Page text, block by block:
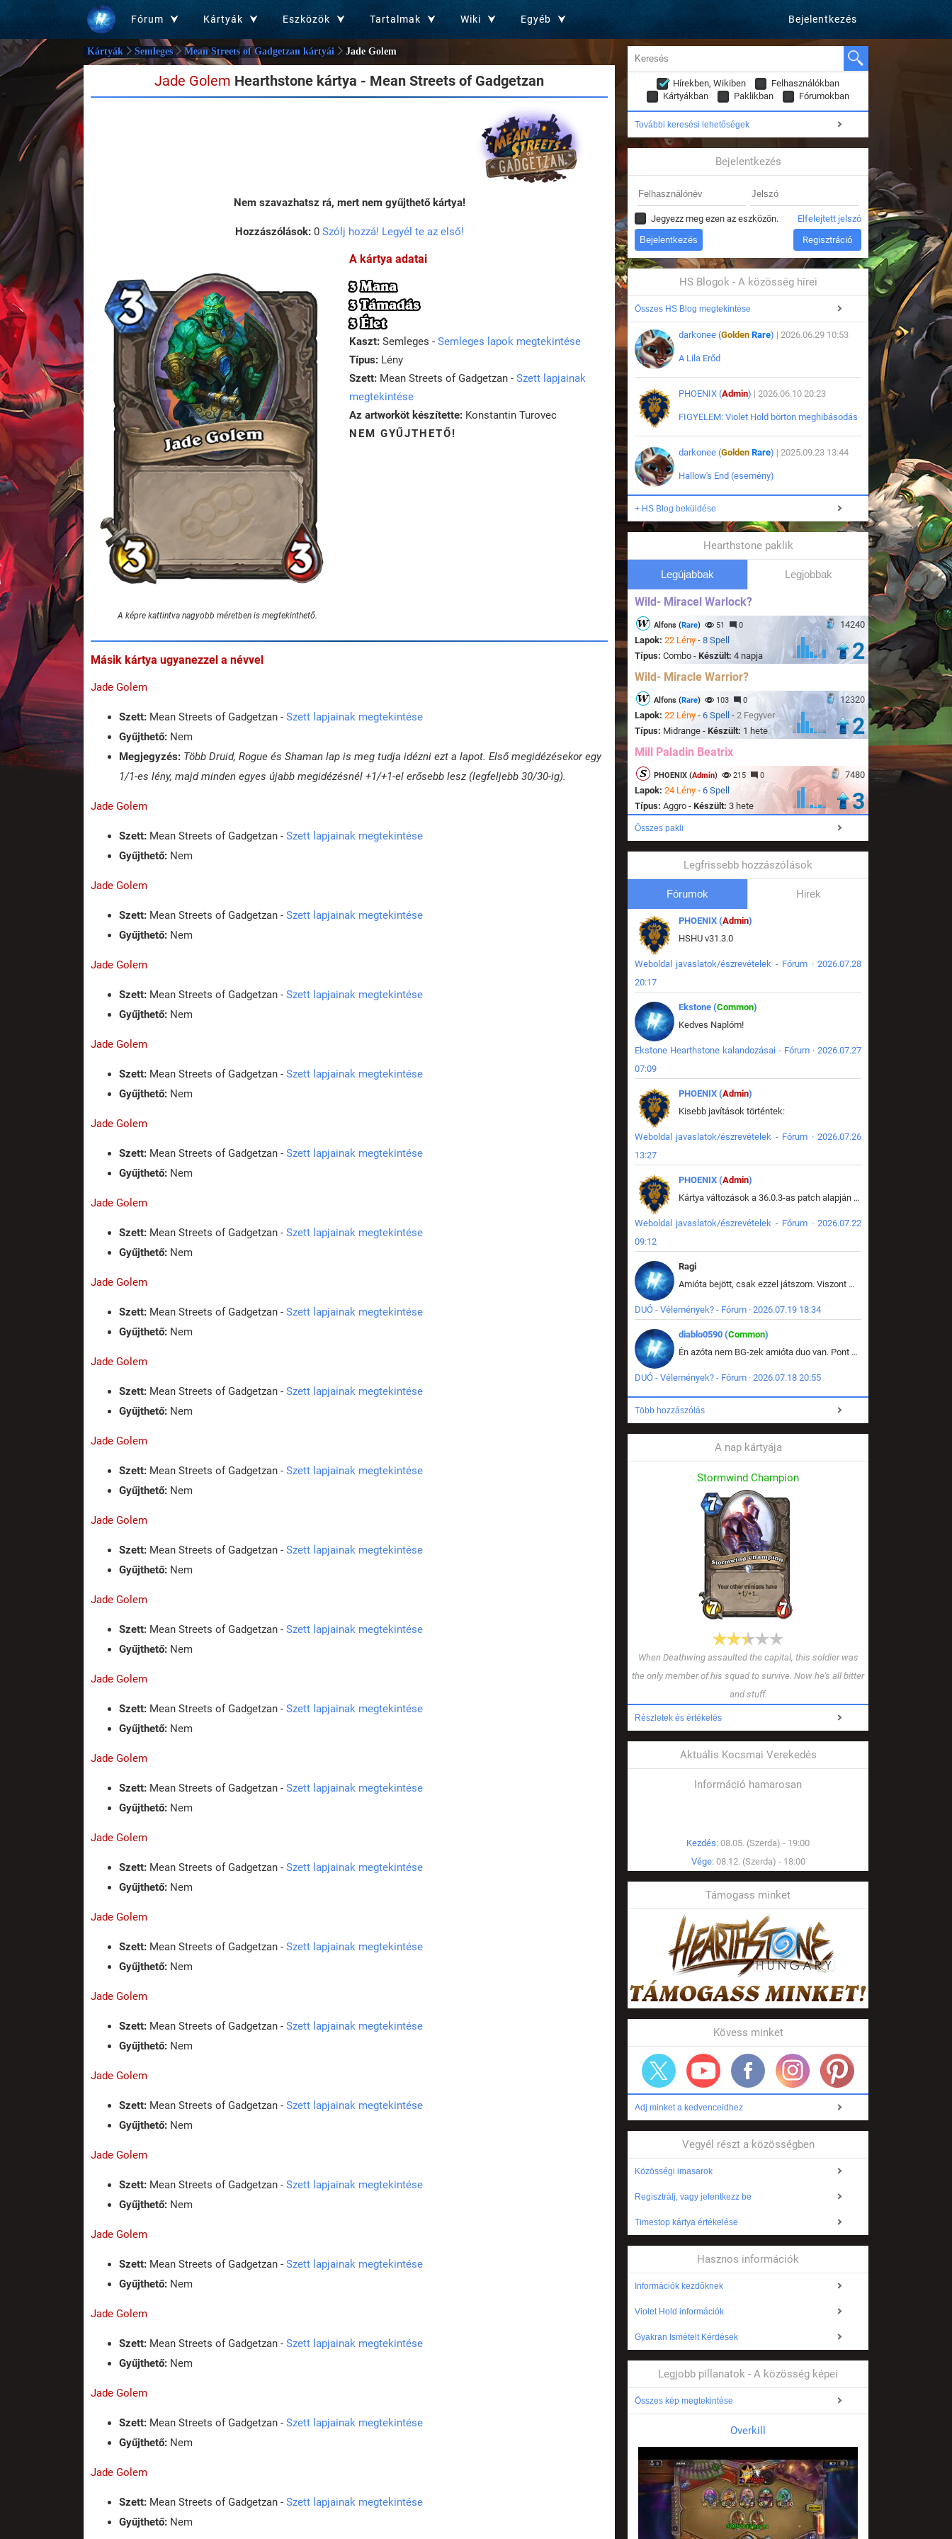
Fórum Kártyák Eszközök Tartalmak Wiki Egyéb Bejelentkezés
Kártyák Semleges Mean Streets of Gadgetzan kártyái Jade Golem
Jade Golem Hearthstone kártya - Mean Streets of Gadgetzan
Nem szavazhatsz rá, mert nem gyűjthető kártya!
Hozzászólások:0 Szólj hozzá! Legyél te az első!
A képre kattintva nagyobb méretben is megtekinthető.
A kártya adatai
3 Mana
3 Támadás
3 Élet
Kaszt: Semleges - Semleges lapok megtekintése
Típus: Lény
Szett: Mean Streets of Gadgetzan - Szett lapjainak
megtekintése
Az artworköt készítette: Konstantin Turovec
NEM GYŰJTHETŐ!
Másik kártya ugyanezzel a névvel
Jade Golem
Szett: Mean Streets of Gadgetzan - Szett lapjainak megtekintése
Gyűjthető: Nem
Megjegyzés: Több Druid, Rogue és Shaman lap is meg tudja idézni ezt a lapot. Első megidézésekor egy
1/1-es lény, majd minden egyes újabb megidézésnél +1/+1-el erősebb lesz (legfeljebb 30/30-ig).
Jade Golem
Szett: Mean Streets of Gadgetzan - Szett lapjainak megtekintése
Gyűjthető: Nem
Jade Golem
Szett: Mean Streets of Gadgetzan - Szett lapjainak megtekintése
Gyűjthető: Nem
Jade Golem
Szett: Mean Streets of Gadgetzan - Szett lapjainak megtekintése
Gyűjthető: Nem
Jade Golem
Szett: Mean Streets of Gadgetzan - Szett lapjainak megtekintése
Gyűjthető: Nem
Jade Golem
Szett: Mean Streets of Gadgetzan - Szett lapjainak megtekintése
Gyűjthető: Nem
Jade Golem
Szett: Mean Streets of Gadgetzan - Szett lapjainak megtekintése
Gyűjthető: Nem
Jade Golem
Szett: Mean Streets of Gadgetzan - Szett lapjainak megtekintése
Gyűjthető: Nem
Jade Golem
Szett: Mean Streets of Gadgetzan - Szett lapjainak megtekintése
Gyűjthető: Nem
Jade Golem
Szett: Mean Streets of Gadgetzan - Szett lapjainak megtekintése
Gyűjthető: Nem
Jade Golem
Szett: Mean Streets of Gadgetzan - Szett lapjainak megtekintése
Gyűjthető: Nem
Jade Golem
Szett: Mean Streets of Gadgetzan - Szett lapjainak megtekintése
Gyűjthető: Nem
Jade Golem
Szett: Mean Streets of Gadgetzan - Szett lapjainak megtekintése
Gyűjthető: Nem
Jade Golem
Szett: Mean Streets of Gadgetzan - Szett lapjainak megtekintése
Gyűjthető: Nem
Jade Golem
Szett: Mean Streets of Gadgetzan - Szett lapjainak megtekintése
Gyűjthető: Nem
Jade Golem
Szett: Mean Streets of Gadgetzan - Szett lapjainak megtekintése
Gyűjthető: Nem
Jade Golem
Szett: Mean Streets of Gadgetzan - Szett lapjainak megtekintése
Gyűjthető: Nem
Jade Golem
Szett: Mean Streets of Gadgetzan - Szett lapjainak megtekintése
Gyűjthető: Nem
Jade Golem
Szett: Mean Streets of Gadgetzan - Szett lapjainak megtekintése
Gyűjthető: Nem
Jade Golem
Szett: Mean Streets of Gadgetzan - Szett lapjainak megtekintése
Gyűjthető: Nem
Jade Golem
Szett: Mean Streets of Gadgetzan - Szett lapjainak megtekintése
Gyűjthető: Nem
Jade Golem
Szett: Mean Streets of Gadgetzan - Szett lapjainak megtekintése
Gyűjthető: Nem
Jade Golem
Szett: Mean Streets of Gadgetzan - Szett lapjainak megtekintése
Gyűjthető: Nem
Hírekben, Wikiben
Felhasználókban
Kártyákban
Paklikban Fórumokban
További keresési lehetőségek
Bejelentkezés
Jegyezz meg ezen az eszközön. Elfelejtett jelszó
Regisztráció
HS Blogok - A közösség hírei
Összes HS Blog megtekintése
darkonee (Golden Rare) | 2026.06.29 10:53
A Lila Erőd
PHOENIX (Admin) | 2026.06.10 20:23
FIGYELEM: Violet Hold börtön meghibásodás
darkonee (Golden Rare) | 2025.09.23 13:44
Hallow's End (esemény)
+ HS Blog beküldése
Hearthstone paklik
Legújabbak Legjobbak
Wild- Miracel Warlock?
14240
Alfons (Rare) 51 0
Lapok: 22 Lény - 8 Spell
Típus: Combo - Készült: 4 napja 2
Wild- Miracle Warrior?
12320
Alfons (Rare) 103 0
Lapok: 22 Lény - 6 Spell - 2 Fegyver
Típus: Midrange - Készült: 1 hete 2
Mill Paladin Beatrix
7480
PHOENIX (Admin) 215 0
Lapok: 24 Lény - 6 Spell
Típus: Aggro - Készült: 3 hete 3
Összes pakli
Legfrissebb hozzászólások
Fórumok Hirek
PHOENIX (Admin)
HSHU v31.3.0
Weboldal javaslatok/észrevételek - Fórum · 2026.07.28
20:17
Ekstone (Common)
Kedves Naplóm!
Ekstone Hearthstone kalandozásai - Fórum · 2026.07.27
07:09
PHOENIX (Admin)
Kisebb javítások történtek:
Weboldal javaslatok/észrevételek - Fórum · 2026.07.26
13:27
PHOENIX (Admin)
Kártya változások a 36.0.3-as patch alapján frissítve az adatbázisban (képek is cserélve).
Weboldal javaslatok/észrevételek - Fórum · 2026.07.22
09:12
Ragi
Amióta bejött, csak ezzel játszom. Viszont mint minden más - akár az alapjáték is, ez is baromira összetett lett. Néha már pár kör után is esélytelen az egész. Vagy irreállisan túltápol valaki, vagy lelép a partner, vagy csak hülye mint a segg. És amikor eljönne az én időm, na akkor jön el mindenki másé is. Engem jobban érdekelne, hogy ki milyen ratingen szokott játszani. Na ez lenne egy érdekes adat.
DUÓ - Vélemények? - Fórum · 2026.07.19 18:34
diablo0590 (Common)
Én azóta nem BG-zek amióta duo van. Pont azt szerettem benne, hogy rajtam múlik mi történik, nem pedig a társamon. Kérem vissza a régi BG-t :D
DUÓ - Vélemények? - Fórum · 2026.07.18 20:55
Több hozzászólás
A nap kártyája
Stormwind Champion
When Deathwing assaulted the capital, this soldier was
the only member of his squad to survive. Now he's all bitter
and stuff.
Részletek és értékelés
Aktuális Kocsmai Verekedés
Információ hamarosan
Kezdés: 08.05. (Szerda) - 19:00
Vége: 08.12. (Szerda) - 18:00
Támogass minket
Kövess minket
Adj minket a kedvenceidhez
Vegyél részt a közösségben
Közösségi imasarok
Regisztrálj, vagy jelentkezz be
Timestop kártya értékelése
Hasznos információk
Információk kezdőknek
Violet Hold információk
Gyakran Ismételt Kérdések
Legjobb pillanatok - A közösség képei
Összes kép megtekintése
Overkill